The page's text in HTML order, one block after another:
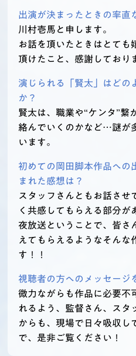
出演が決まったときの率直
川村壱馬と申します。
お話を頂いたときはとても
頂けたこと、感謝しており
演じられる「賢太」はどの
か？
賢太は、職業や“ケンタ”繋
絡んでいくのかなど…謎が
います。
初めての岡田脚本作品への
まれた感想は？
スタッフさんともお話させ
く共感してもらえる部分が
夜放送ということで、皆さ
えてもらえるようなそんな
す！！
視聴者の方へのメッセージ
微力ながらも作品に必要不
れるよう、監督さん、スタ
からも、現場で日々吸収し
で、是非ご覧ください！